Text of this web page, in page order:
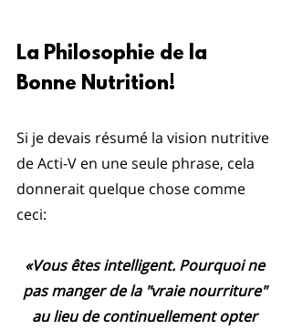
La Philosophie de la
Bonne Nutrition!
Si je devais résumé la vision nutritive
de Acti-V en une seule phrase, cela
donnerait quelque chose comme
ceci:
«Vous êtes intelligent. Pourquoi ne
pas manger de la "vraie nourriture"
au lieu de continuellement opter